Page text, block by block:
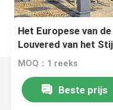
Het Europese van
Louvered van het
Vrije tijdspergola
MOQ：1 reeks
Beste prijs